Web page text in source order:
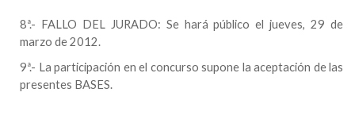
8ª.- FALLO DEL JURADO: Se hará público el jueves, 29 de
marzo de 2012.
9ª.- La participación en el concurso supone la aceptación de las
presentes BASES.